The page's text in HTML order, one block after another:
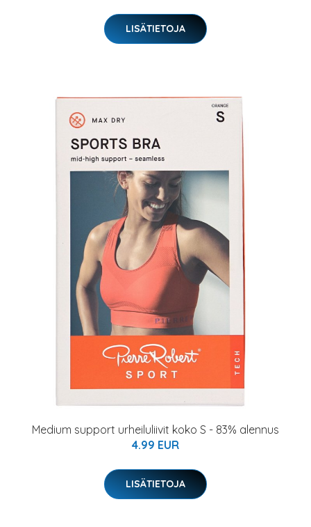
LISÄTIETOJA
Medium support urheiluliivit koko S - 83% alennus
4.99 EUR
LISÄTIETOJA